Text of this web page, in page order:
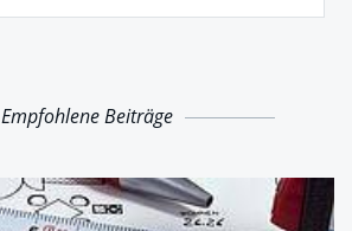
Empfohlene Beiträge